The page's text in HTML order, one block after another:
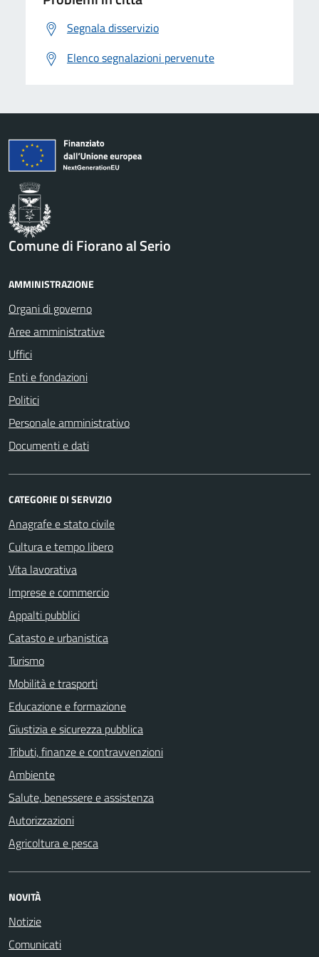
Segnala disservizio
Elenco segnalazioni pervenute
Comune di Fiorano al Serio
AMMINISTRAZIONE
Organi di governo
Aree amministrative
Uffici
Enti e fondazioni
Politici
Personale amministrativo
Documenti e dati
CATEGORIE DI SERVIZIO
Anagrafe e stato civile
Cultura e tempo libero
Vita lavorativa
Imprese e commercio
Appalti pubblici
Catasto e urbanistica
Turismo
Mobilità e trasporti
Educazione e formazione
Giustizia e sicurezza pubblica
Tributi, finanze e contravvenzioni
Ambiente
Salute, benessere e assistenza
Autorizzazioni
Agricoltura e pesca
NOVITÀ
Notizie
Comunicati